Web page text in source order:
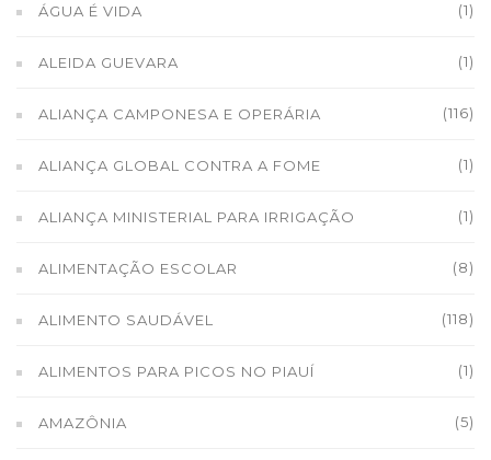
ÁGUA É VIDA (1)
ALEIDA GUEVARA (1)
ALIANÇA CAMPONESA E OPERÁRIA (116)
ALIANÇA GLOBAL CONTRA A FOME (1)
ALIANÇA MINISTERIAL PARA IRRIGAÇÃO (1)
ALIMENTAÇÃO ESCOLAR (8)
ALIMENTO SAUDÁVEL (118)
ALIMENTOS PARA PICOS NO PIAUÍ (1)
AMAZÔNIA (5)